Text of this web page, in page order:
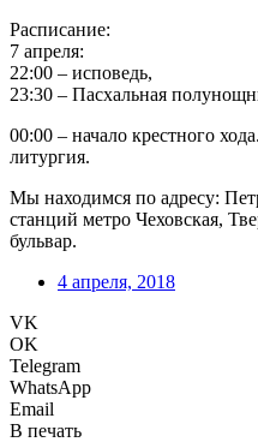
Расписание:
7 апреля:
22:00 – исповедь,
23:30 – Пасхальная
00:00 – начало крестного
литургия.
Мы находимся по адресу:
станций метро Чеховская,
бульвар.
4 апреля, 2018
VK
OK
Telegram
WhatsApp
Email
В печать